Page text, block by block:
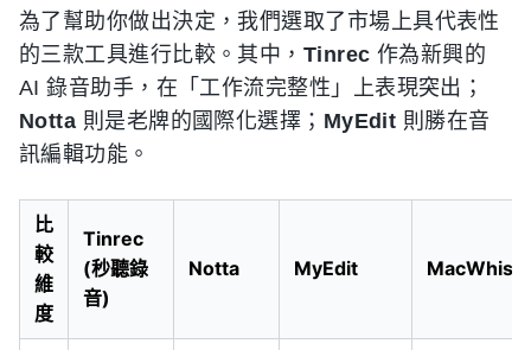
為了幫助你做出決定，我們選取了市場上具代表性
的三款工具進行比較。其中， Tinrec 作為新興的
AI 錄音助手，在「工作流完整性」上表現突出；
Notta 則是老牌的國際化選擇； MyEdit 則勝在音
訊編輯功能。
比
較
維
度
Tinrec
(秒聽錄
音)
Notta MyEdit